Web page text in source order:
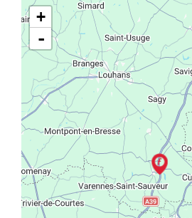
+
-